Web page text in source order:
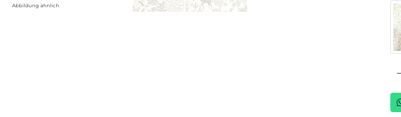
Abbildung ähnlich